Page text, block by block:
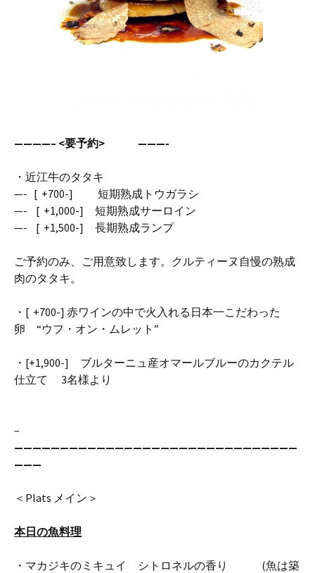
————– <要予約> ———-
・近江牛のタタキ
—- [ +700-] 短期熟成トウガラシ
—- [ +1,000-] 短期熟成サーロイン
—- [ +1,500-] 長期熟成ランプ
ご予約のみ、ご用意致します。クルティーヌ自慢の熟成
肉のタタキ。
・[ +700-] 赤ワインの中で火入れる日本一こだわった
卵 “ウフ・オン・ムレット”
・[+1,900-] ブルターニュ産オマールブルーのカクテル
仕立て 3名様より
–
———————————————————————————————
———
＜Plats メイン＞
本日の魚料理
・マカジキのミキュイ シトロネルの香り (魚は築